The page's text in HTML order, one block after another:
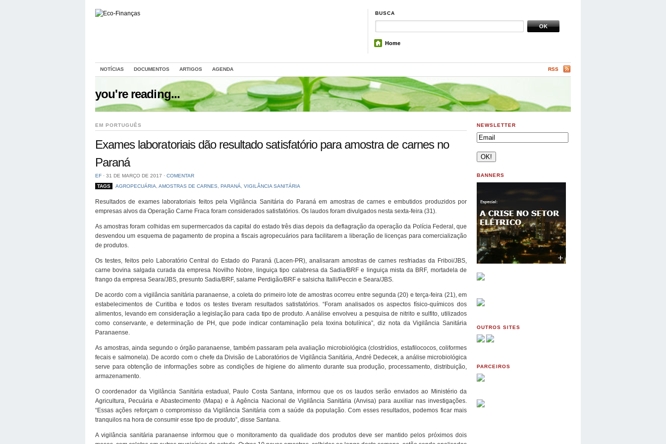
BUSCA
Home
NOTÍCIAS DOCUMENTOS ARTIGOS AGENDA RSS
you're reading...
EM PORTUGUÊS
Exames laboratoriais dão resultado satisfatório para amostra de carnes no
Paraná
EF ⋅ 31 DE MARÇO DE 2017 ⋅ COMENTAR
TAGS
AGROPECUÁRIA AMOSTRAS DE CARNES PARANÁ VIGILÂNCIA SANITÁRIA
Resultados de exames laboratoriais feitos pela Vigilância Sanitária do Paraná em amostras de carnes e embutidos produzidos por
empresas alvos da Operação Carne Fraca foram considerados satisfatórios. Os laudos foram divulgados nesta sexta-feira (31).
As amostras foram colhidas em supermercados da capital do estado três dias depois da deflagração da operação da Polícia Federal, que
desvendou um esquema de pagamento de propina a fiscais agropecuários para facilitarem a liberação de licenças para comercialização
de produtos.
Os testes, feitos pelo Laboratório Central do Estado do Paraná (Lacen-PR), analisaram amostras de carnes resfriadas da Friboi/JBS,
carne bovina salgada curada da empresa Novilho Nobre, linguiça tipo calabresa da Sadia/BRF e linguiça mista da BRF, mortadela de
frango da empresa Seara/JBS, presunto Sadia/BRF, salame Perdigão/BRF e salsicha Italli/Peccin e Seara/JBS.
De acordo com a vigilância sanitária paranaense, a coleta do primeiro lote de amostras ocorreu entre segunda (20) e terça-feira (21), em
estabelecimentos de Curitiba e todos os testes tiveram resultados satisfatórios. “Foram analisados os aspectos físico-químicos dos
alimentos, levando em consideração a legislação para cada tipo de produto. A análise envolveu a pesquisa de nitrito e sulfito, utilizados
como conservante, e determinação de PH, que pode indicar contaminação pela toxina botulínica”, diz nota da Vigilância Sanitária
Paranaense.
As amostras, ainda segundo o órgão paranaense, também passaram pela avaliação microbiológica (clostrídios, estafilococos, coliformes
fecais e salmonela). De acordo com o chefe da Divisão de Laboratórios de Vigilância Sanitária, André Dedecek, a análise microbiológica
serve para obtenção de informações sobre as condições de higiene do alimento durante sua produção, processamento, distribuição,
armazenamento.
O coordenador da Vigilância Sanitária estadual, Paulo Costa Santana, informou que os os laudos serão enviados ao Ministério da
Agricultura, Pecuária e Abastecimento (Mapa) e à Agência Nacional de Vigilância Sanitária (Anvisa) para auxiliar nas investigações.
“Essas ações reforçam o compromisso da Vigilância Sanitária com a saúde da população. Com esses resultados, podemos ficar mais
tranquilos na hora de consumir esse tipo de produto”, disse Santana.
A vigilância sanitária paranaense informou que o monitoramento da qualidade dos produtos deve ser mantido pelos próximos dois
NEWSLETTER
BANNERS
OUTROS SITES
PARCEIROS